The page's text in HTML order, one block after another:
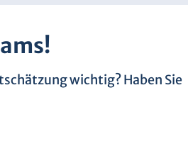
wichtig? Haben Sie